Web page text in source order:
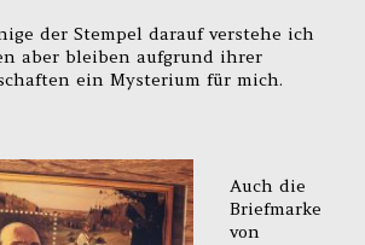
der Stempel darauf verstehe ich
aber bleiben aufgrund ihrer
ein Mysterium für mich.
Auch die
Briefmarke
von